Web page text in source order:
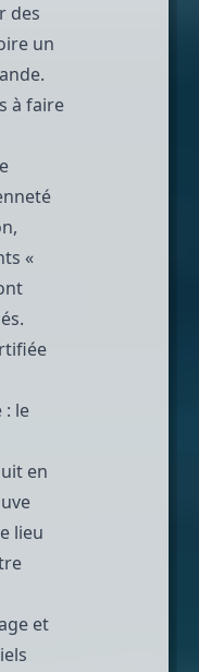
des
un
à faire
«
: le
en
lieu
et